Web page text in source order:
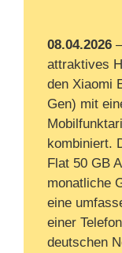
08.04.2026
attraktives
den Xiaomi
Gen) mit
kombiniert.
Flat 50 GB
monatliche
eine
einer
deutschen